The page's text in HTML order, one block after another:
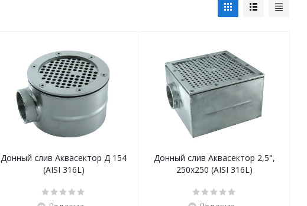
Донный слив Аквасектор Д 154
(AISI 316L)
Донный слив Аквасектор 2,5",
250х250 (AISI 316L)